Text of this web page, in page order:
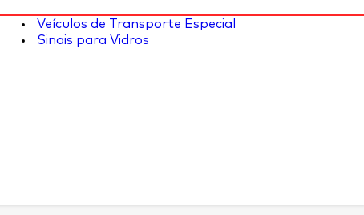
Veículos de Transporte Especial
Sinais para Vidros